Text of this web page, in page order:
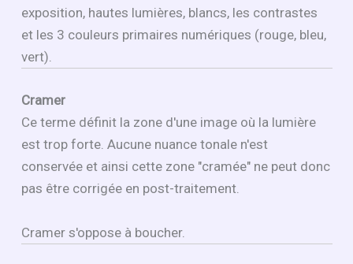
exposition, hautes lumières, blancs, les contrastes
et les 3 couleurs primaires numériques (rouge, bleu,
vert).
Cramer
Ce terme définit la zone d'une image où la lumière
est trop forte. Aucune nuance tonale n'est
conservée et ainsi cette zone "cramée" ne peut donc
pas être corrigée en post-traitement.
Cramer s'oppose à boucher.